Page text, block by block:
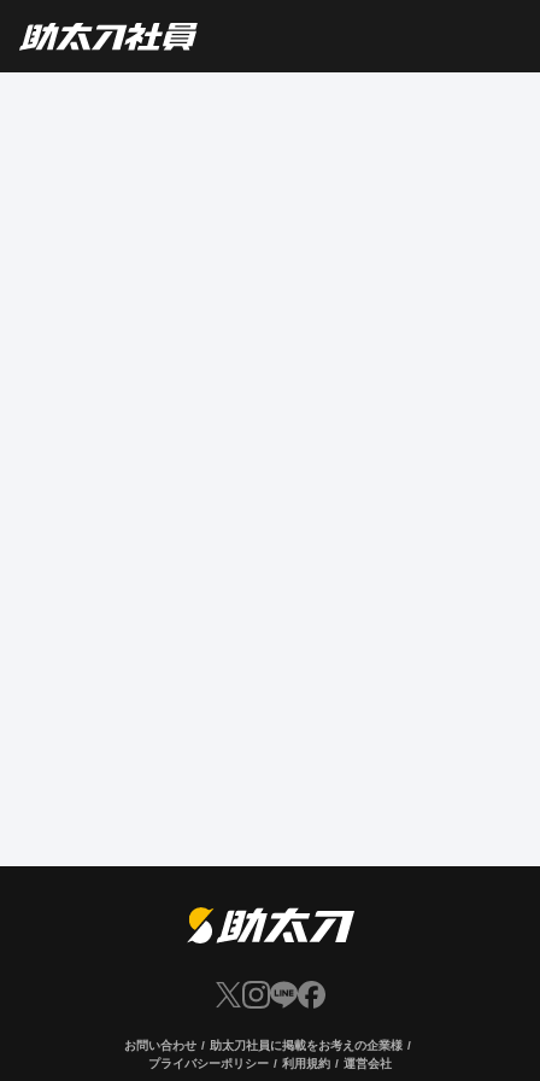
お問い合わせ
助太刀社員に掲載をお考えの企業様
プライバシーポリシー
利用規約 運営会社